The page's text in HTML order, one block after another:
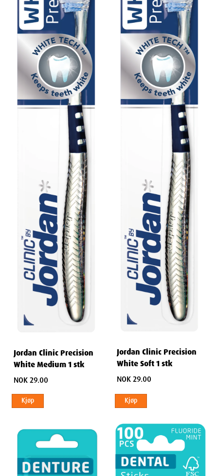
Jordan Clinic Precision
White Medium 1 stk
NOK 29.00
Kjøp
Jordan Clinic Precision
White Soft 1 stk
NOK 29.00
Kjøp